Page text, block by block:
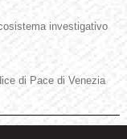
investigativo
di Pace di Venezia